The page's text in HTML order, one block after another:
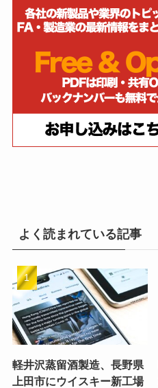
よく読まれている記事
軽井沢蒸留酒製造、長野県
上田市にウイスキー新工場